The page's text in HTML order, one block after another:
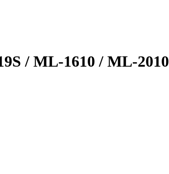
/ ML-1610 / ML-2010